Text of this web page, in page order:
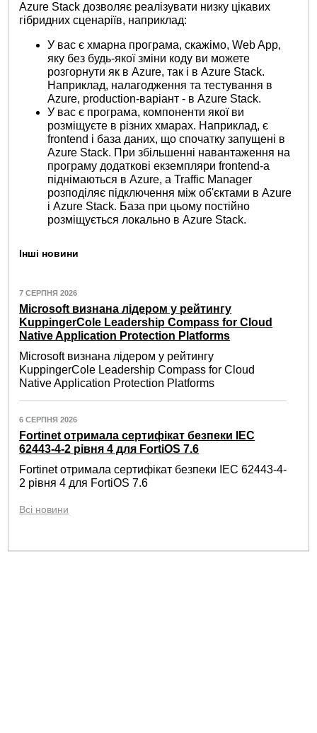
Azure Stack дозволяє реалізувати низку цікавих
гібридних сценаріїв, наприклад:
У вас є хмарна програма, скажімо, Web App,
яку без будь-якої зміни коду ви можете
розгорнути як в Azure, так і в Azure Stack.
Наприклад, налагодження та тестування в
Azure, production-варіант - в Azure Stack.
У вас є програма, компоненти якої ви
розміщуєте в різних хмарах. Наприклад, є
frontend і база даних, що спочатку запущені в
Azure Stack. При збільшенні навантаження на
програму додаткові екземпляри frontend-а
піднімаються в Azure, а Traffic Manager
розподіляє підключення між об'єктами в Azure
і Azure Stack. База при цьому постійно
розміщується локально в Azure Stack.
Інші новини
7 СЕРПНЯ 2026
Microsoft визнана лідером у рейтингу
KuppingerCole Leadership Compass for Cloud
Native Application Protection Platforms
Microsoft визнана лідером у рейтингу
KuppingerCole Leadership Compass for Cloud
Native Application Protection Platforms
6 СЕРПНЯ 2026
Fortinet отримала сертифікат безпеки IEC
62443-4-2 рівня 4 для FortiOS 7.6
Fortinet отримала сертифікат безпеки IEC 62443-4-
2 рівня 4 для FortiOS 7.6
Всі новини